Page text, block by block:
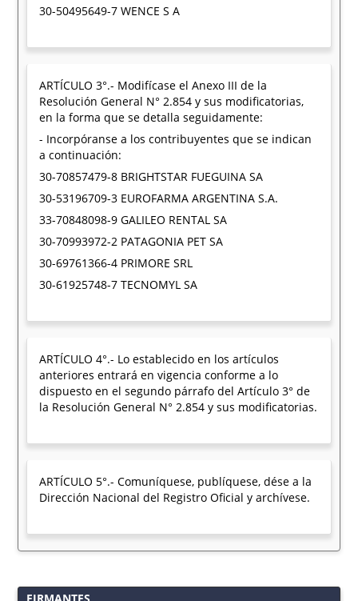
30-50495649-7 WENCE S A
ARTÍCULO 3°.- Modifícase el Anexo III de la
Resolución General N° 2.854 y sus modificatorias,
en la forma que se detalla seguidamente:
- Incorpóranse a los contribuyentes que se indican
a continuación:
30-70857479-8 BRIGHTSTAR FUEGUINA SA
30-53196709-3 EUROFARMA ARGENTINA S.A.
33-70848098-9 GALILEO RENTAL SA
30-70993972-2 PATAGONIA PET SA
30-69761366-4 PRIMORE SRL
30-61925748-7 TECNOMYL SA
ARTÍCULO 4°.- Lo establecido en los artículos
anteriores entrará en vigencia conforme a lo
dispuesto en el segundo párrafo del Artículo 3° de
la Resolución General N° 2.854 y sus modificatorias.
ARTÍCULO 5°.- Comuníquese, publíquese, dése a la
Dirección Nacional del Registro Oficial y archívese.